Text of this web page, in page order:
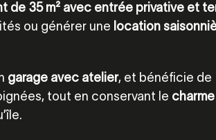
de 35 m² avec entrée privative et
ou générer une location
garage avec atelier, et bénéficie de
tout en conservant le